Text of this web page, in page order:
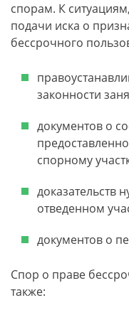
спорам. К
подачи иска о
бессрочного
законности
документов о
спорному
доказательств
отведенном
документов о
Спор о праве
также: